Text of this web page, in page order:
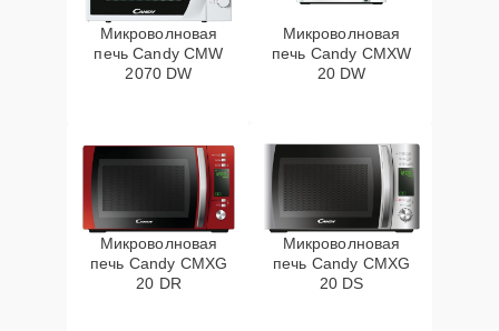
Микроволновая
печь Candy CMW
2070 DW
Микроволновая
печь Candy CMXW
20 DW
Микроволновая
печь Candy CMXG
20 DR
Микроволновая
печь Candy CMXG
20 DS